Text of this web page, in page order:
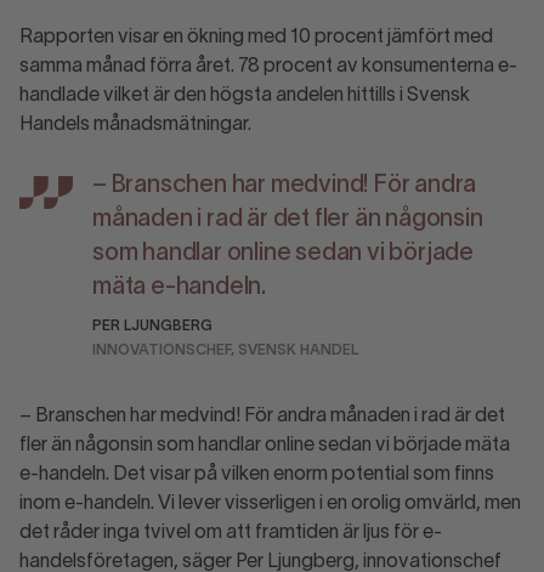
Rapporten visar en ökning med 10 procent jämfört med
samma månad förra året. 78 procent av konsumenterna e-
handlade vilket är den högsta andelen hittills i Svensk
Handels månadsmätningar.
– Branschen har medvind! För andra
månaden i rad är det fler än någonsin
som handlar online sedan vi började
mäta e-handeln.
PER LJUNGBERG
INNOVATIONSCHEF, SVENSK HANDEL
– Branschen har medvind! För andra månaden i rad är det
fler än någonsin som handlar online sedan vi började mäta
e-handeln. Det visar på vilken enorm potential som finns
inom e-handeln. Vi lever visserligen i en orolig omvärld, men
det råder inga tvivel om att framtiden är ljus för e-
handelsföretagen, säger Per Ljungberg, innovationschef